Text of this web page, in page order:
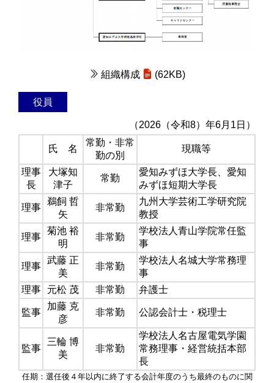
組織構成 (62KB)
役員
（2026（令和8）年6月1日）
氏 名
常勤・非常
勤の別
現職等
理事
長
大塚知
津子
常勤
愛知みずほ大学長、愛知
みずほ短期大学長
理事
鵜飼 哲
矢
非常勤
九州大学芸術工学研究院
教授
理事
菊池 裕
明
非常勤
学校法人青山学院常任監
事
理事
武藤 正
美
非常勤
学校法人名城大学常務理
事
理事
元松 茂 非常勤 弁護士
監事
加藤 克
彦
非常勤 公認会計士・税理士
監事
三輪 博
美
非常勤
学校法人名古屋電気学園
常務理事・経営統括本部
長
任期：選任後４年以内に終了する会計年度のうち最終のものに関